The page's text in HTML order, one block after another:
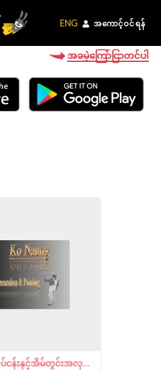
ENG အကောင့်ဝင်ရန်
ENG အကောင့်ဝင်ရန်
အခမဲ့ကြော်ငြာတင်ပါ
ဆေးသုတ်လုပ်ငန်းနှင့်အိမ်တွင်းအလှဆင်လုပ်ငန်း